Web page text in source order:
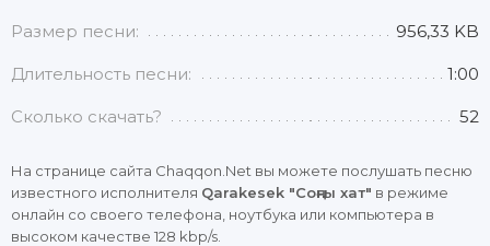
Размер песни: 956,33 KB
Длительность песни: 1:00
Сколько скачать? 52
На странице сайта Chaqqon.Net вы можете послушать песню
известного исполнителя Qarakesek "Соңғы хат" в режиме
онлайн со своего телефона, ноутбука или компьютера в
высоком качестве 128 kbp/s.